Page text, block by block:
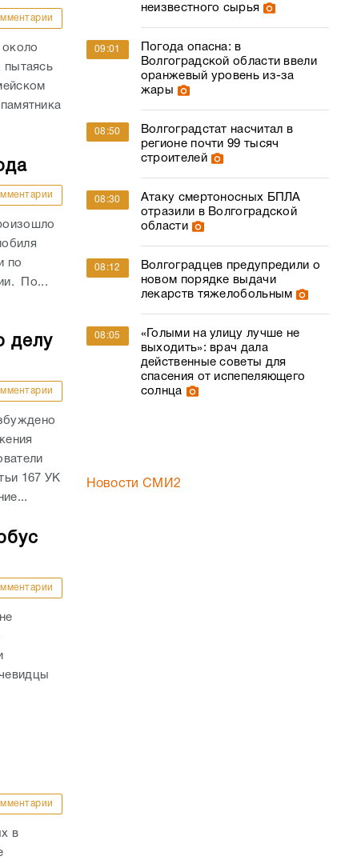
около
пытаясь
по
По...
делу
167 УК
в
неизвестного сырья
09:01
Погода опасна: в
Волгоградской области ввели
оранжевый уровень из-за
жары
08:50
Волгоградстат насчитал в
регионе почти 99 тысяч
строителей
08:30
Атаку смертоносных БПЛА
отразили в Волгоградской
области
08:12
Волгоградцев предупредили о
новом порядке выдачи
лекарств тяжелобольным
08:05
«Голыми на улицу лучше не
выходить»: врач дала
действенные советы для
спасения от испепеляющего
солнца
Новости СМИ2